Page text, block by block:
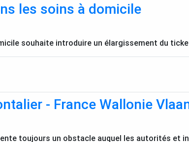
les soins à domicile
souhaite introduire un élargissement du
- France Wallonie
toujours un obstacle auquel les autorités